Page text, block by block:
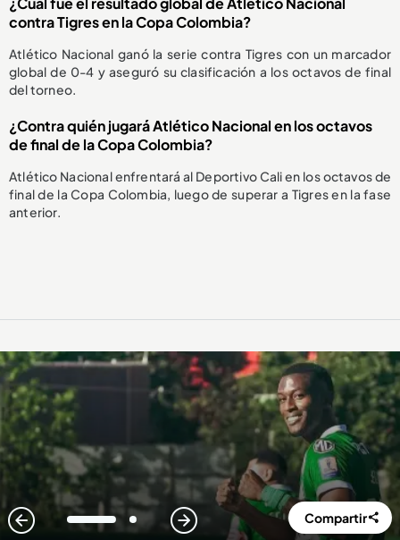
contra Tigres en la Copa Colombia?
Atlético Nacional ganó la serie contra Tigres con un marcador
global de 0-4 y aseguró su clasificación a los octavos de final
del torneo.
¿Contra quién jugará Atlético Nacional en los octavos
de final de la Copa Colombia?
Atlético Nacional enfrentará al Deportivo Cali en los octavos de
final de la Copa Colombia, luego de superar a Tigres en la fase
anterior.
1 2 Compartir